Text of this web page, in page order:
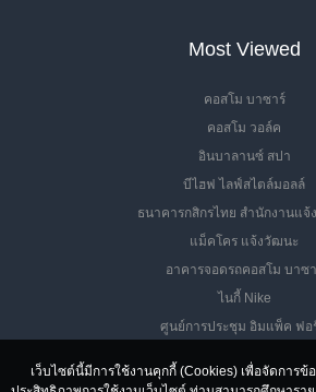
Most Viewed
คอสโม บาซาร์
คอสโม วอล์ค
อินบาลานซ์ สปา
บีไฮฟ ไลฟ์สไตล์มอลล์
ธนาคารกสิกรไทย สำนักงานแจ้
แม็คโคร แจ้งวัฒนะ
อาคารจอดรถคอสโม บาซ
ไนกี้ Nike
ศูนย์การประชุม อิมแพ็ค ฟอ
เว็บไซต์นี้มีการใช้งานคุกกี้ (Cookies) เพื่อจัดการ